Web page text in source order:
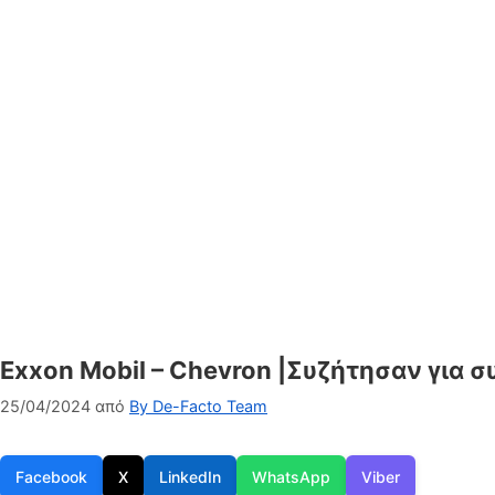
Exxon Mobil – Chevron |Συζήτησαν για
25/04/2024 από By De-Facto Team
Facebook X LinkedIn WhatsApp Viber